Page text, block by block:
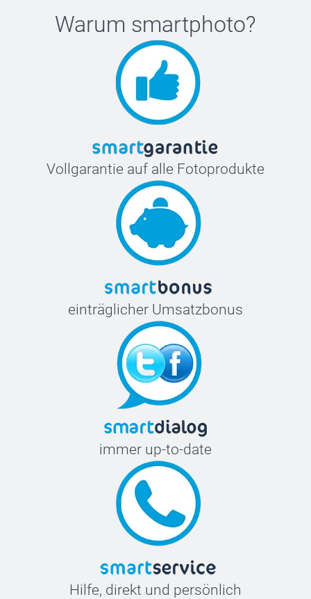
Warum smartphoto?
Vollgarantie auf alle Fotoprodukte
einträglicher Umsatzbonus
immer up-to-date
Hilfe, direkt und persönlich